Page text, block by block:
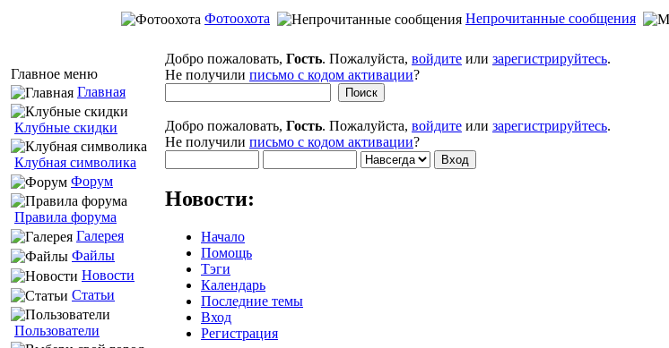
Фотоохота Непрочитанные сообщения
Главное меню
Главная
Клубные скидки
Клубная символика
Форум
Правила форума
Галерея
Файлы
Новости
Статьи
Пользователи
Добро пожаловать, Гость. Пожалуйста, войдите или зарегистрируйтесь.
Не получили письмо с кодом активации?
Добро пожаловать, Гость. Пожалуйста, войдите или зарегистрируйтесь.
Не получили письмо с кодом активации?
Новости:
Начало
Помощь
Тэги
Календарь
Последние темы
Вход
Регистрация